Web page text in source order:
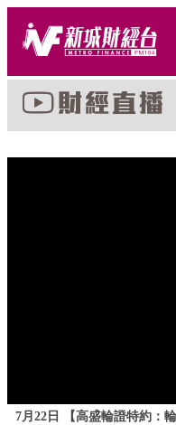
7月22日 【高盛輪證特約：